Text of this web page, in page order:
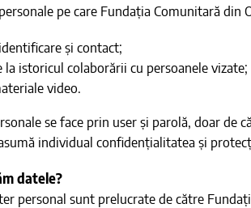
pe care Fundația Comunitară din
și contact;
istoricul colaborării cu persoanele vizate;
video.
se face prin user și parolă, doar
individual confidențialitatea și
datele?
personal sunt prelucrate de către